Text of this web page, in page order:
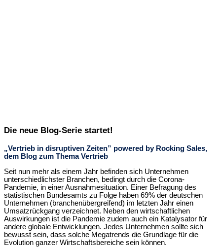
Die neue Blog-Serie startet!
„Vertrieb in disruptiven Zeiten” powered by Rocking Sales,
dem Blog zum Thema Vertrieb
Seit nun mehr als einem Jahr befinden sich Unternehmen
unterschiedlichster Branchen, bedingt durch die Corona-
Pandemie, in einer Ausnahmesituation. Einer Befragung des
statistischen Bundesamts zu Folge haben 69% der deutschen
Unternehmen (branchenübergreifend) im letzten Jahr einen
Umsatzrückgang verzeichnet. Neben den wirtschaftlichen
Auswirkungen ist die Pandemie zudem auch ein Katalysator für
andere globale Entwicklungen. Jedes Unternehmen sollte sich
bewusst sein, dass solche Megatrends die Grundlage für die
Evolution ganzer Wirtschaftsbereiche sein können.